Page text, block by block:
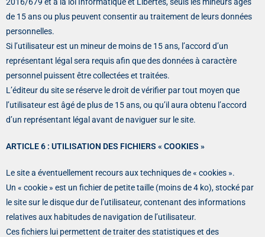
de 15 ans ou plus peuvent consentir au traitement de leurs données
personnelles.
Si l’utilisateur est un mineur de moins de 15 ans, l’accord d’un
représentant légal sera requis afin que des données à caractère
personnel puissent être collectées et traitées.
L’éditeur du site se réserve le droit de vérifier par tout moyen que
l’utilisateur est âgé de plus de 15 ans, ou qu’il aura obtenu l’accord
d’un représentant légal avant de naviguer sur le site.
ARTICLE 6 : UTILISATION DES FICHIERS « COOKIES »
Le site a éventuellement recours aux techniques de « cookies ».
Un « cookie » est un fichier de petite taille (moins de 4 ko), stocké par
le site sur le disque dur de l’utilisateur, contenant des informations
relatives aux habitudes de navigation de l’utilisateur.
Ces fichiers lui permettent de traiter des statistiques et des